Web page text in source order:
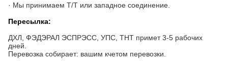
· Мы принимаем Т/Т или западное соединение.
Пересылка:
ДХЛ, ФЭДЭРАЛ ЭСПРЭСС, УПС, ТНТ примет 3-5 рабочих
дней.
Перевозка собирает: вашим кчетом перевозки.